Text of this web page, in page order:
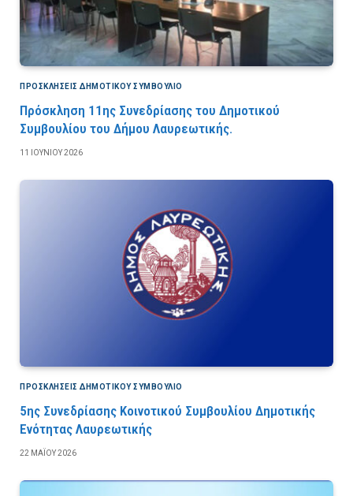
ΠΡΟΣΚΛΉΣΕΙΣ ΔΗΜΟΤΙΚΟΎ ΣΥΜΒΟΎΛΙΟ
Πρόσκληση 11ης Συνεδρίασης του Δημοτικού
Συμβουλίου του Δήμου Λαυρεωτικής.
11 ΙΟΥΝΊΟΥ 2026
ΠΡΟΣΚΛΉΣΕΙΣ ΔΗΜΟΤΙΚΟΎ ΣΥΜΒΟΎΛΙΟ
5ης Συνεδρίασης Κοινοτικού Συμβουλίου Δημοτικής
Ενότητας Λαυρεωτικής
22 ΜΑΪ́ΟΥ 2026